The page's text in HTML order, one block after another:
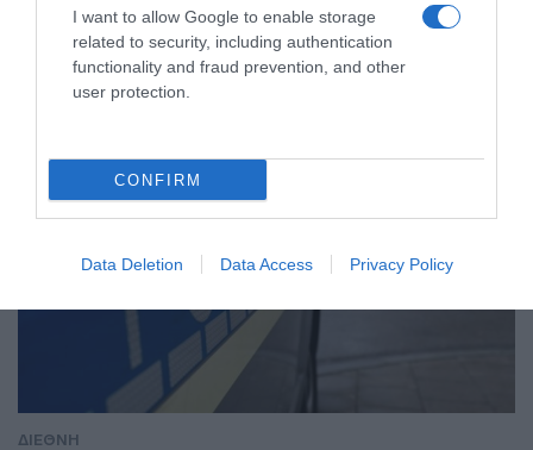
I want to allow Google to enable storage
related to security, including authentication
functionality and fraud prevention, and other
user protection.
CONFIRM
Data Deletion Data Access Privacy Policy
Επρόκειτο να επιβιβαστεί σε πτήση με προορισμό το
εξωτερικό
ΔΙΕΘΝΗ